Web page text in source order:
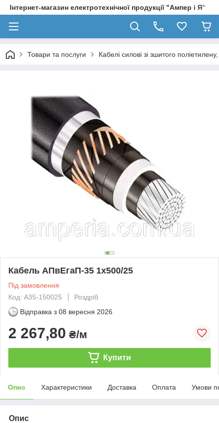
Інтернет-магазин електротехнічної продукції "Ампер і Я"
Товари та послуги Кабелі силові зі зшитого
Кабель АПвЕгаП-35 1х500/25
Під замовлення
Код: А35-150025
Роздріб
Відправка з 08 вересня 2026
2 267,80 ₴/м
Купити
Опис Характеристики Доставка Оплата Умови
Опис